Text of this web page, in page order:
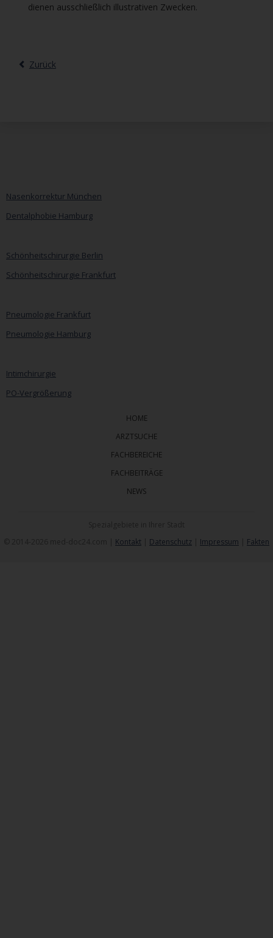
dienen ausschließlich illustrativen Zwecken.
Zurück
Nasenkorrektur München
Dentalphobie Hamburg
Schönheitschirurgie Berlin
Schönheitschirurgie Frankfurt
Pneumologie Frankfurt
Pneumologie Hamburg
Intimchirurgie
PO-Vergrößerung
HOME
ARZTSUCHE
FACHBEREICHE
FACHBEITRÄGE
NEWS
Kontakt Datenschutz Impressum Fakten